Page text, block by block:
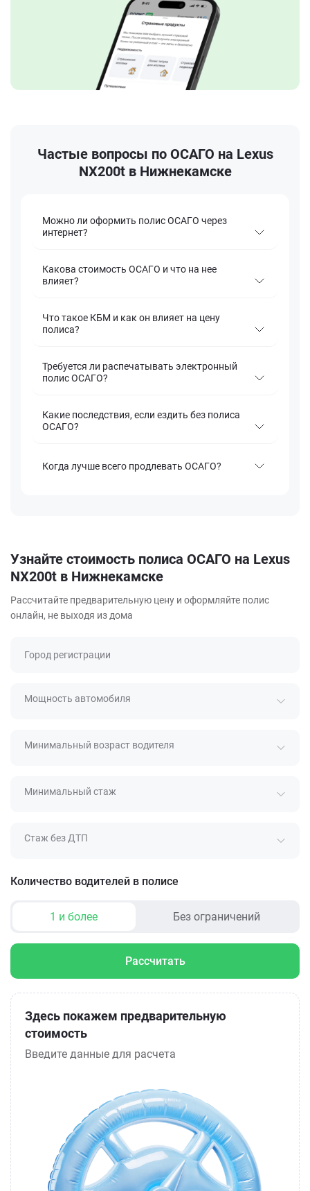
Частые вопросы по ОСАГО на Lexus
NX200t в Нижнекамске
Можно ли оформить полис ОСАГО через
интернет?
Какова стоимость ОСАГО и что на нее
влияет?
Что такое КБМ и как он влияет на цену
полиса?
Требуется ли распечатывать электронный
полис ОСАГО?
Какие последствия, если ездить без полиса
ОСАГО?
Когда лучше всего продлевать ОСАГО?
Узнайте стоимость полиса ОСАГО на Lexus
NX200t в Нижнекамске
Рассчитайте предварительную цену и оформляйте полис
онлайн, не выходя из дома
Город регистрации
Мощность автомобиля
Минимальный возраст водителя
Минимальный стаж
Стаж без ДТП
Количество водителей в полисе
1 и более Без ограничений
Рассчитать
Здесь покажем предварительную
стоимость
Введите данные для расчета